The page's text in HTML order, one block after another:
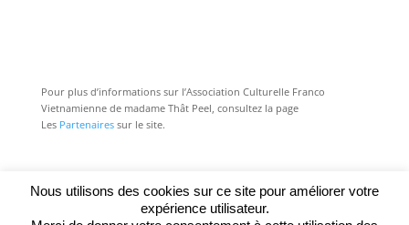
Pour plus d’informations sur l’Association Culturelle Franco
Vietnamienne de madame Thât Peel, consultez la page
Les Partenairessur le site.
Nous utilisons des cookies sur ce site pour améliorer votre
expérience utilisateur.